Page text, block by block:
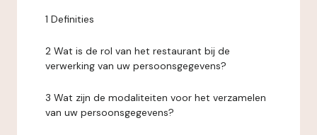
1 Definities
2 Wat is de rol van het restaurant bij de
verwerking van uw persoonsgegevens?
3 Wat zijn de modaliteiten voor het verzamelen
van uw persoonsgegevens?